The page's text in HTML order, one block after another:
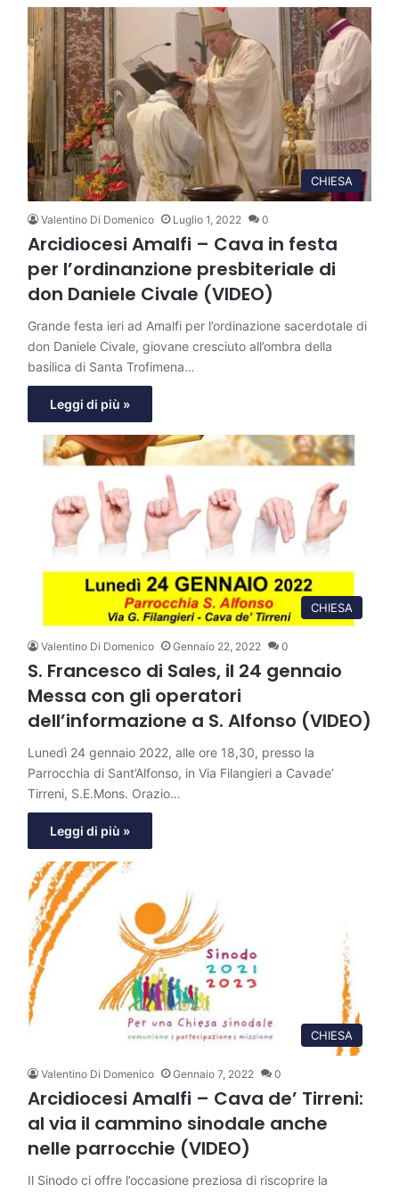
CHIESA
Valentino Di Domenico Luglio 1, 2022 0
Arcidiocesi Amalfi – Cava in festa
per l’ordinanzione presbiteriale di
don Daniele Civale (VIDEO)
Grande festa ieri ad Amalfi per l’ordinazione sacerdotale di
don Daniele Civale, giovane cresciuto all’ombra della
basilica di Santa Trofimena…
Leggi di più »
CHIESA
Valentino Di Domenico Gennaio 22, 2022 0
S. Francesco di Sales, il 24 gennaio
Messa con gli operatori
dell’informazione a S. Alfonso (VIDEO)
Lunedì 24 gennaio 2022, alle ore 18,30, presso la
Parrocchia di Sant’Alfonso, in Via Filangieri a Cavade’
Tirreni, S.E.Mons. Orazio…
Leggi di più »
CHIESA
Valentino Di Domenico Gennaio 7, 2022 0
Arcidiocesi Amalfi – Cava de’ Tirreni:
al via il cammino sinodale anche
nelle parrocchie (VIDEO)
Il Sinodo ci offre l’occasione preziosa di riscoprire la